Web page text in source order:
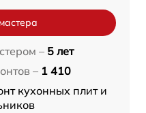
– 5 лет
– 1 410
кухонных плит и